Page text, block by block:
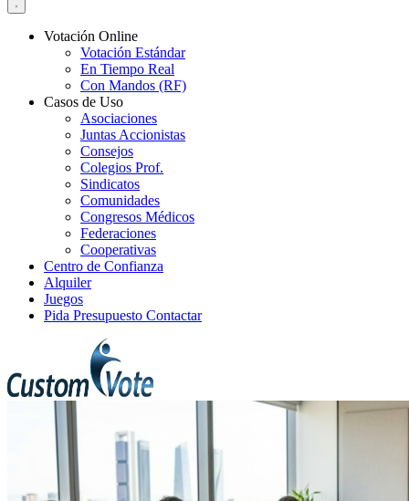
Votación Online
Votación Estándar
En Tiempo Real
Con Mandos (RF)
Casos de Uso
Asociaciones
Juntas Accionistas
Consejos
Colegios Prof.
Sindicatos
Comunidades
Congresos Médicos
Federaciones
Cooperativas
Centro de Confianza
Alquiler
Juegos
Pida Presupuesto Contactar